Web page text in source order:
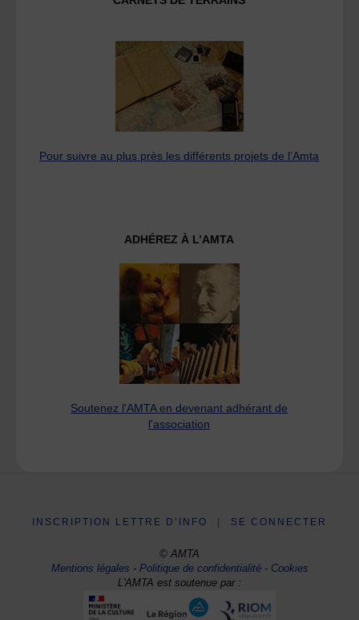
Pour suivre au plus près les différents projets de l’Amta
ADHÉREZ À L’AMTA
Soutenez l'AMTA en devenant adhérant de
l'association
INSCRIPTION LETTRE D’INFO SE CONNECTER
© AMTA
Mentions légales -Politique de confidentialité- Cookies
L'AMTA est soutenue par :